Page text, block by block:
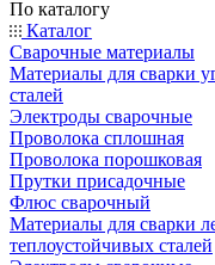
По каталогу
Каталог
Сварочные материалы
Материалы для сварки
сталей
Электроды сварочные
Проволока сплошная
Проволока порошковая
Прутки присадочные
Флюс сварочный
Материалы для сварки
теплоустойчивых сталей